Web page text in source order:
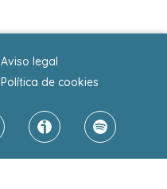
Aviso legal
Política de cookies